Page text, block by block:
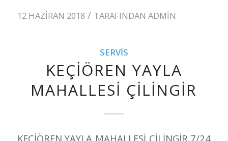
12 HAZIRAN 2018 / TARAFINDAN ADMIN
SERVIS
KEÇİÖREN YAYLA
MAHALLESİ ÇİLİNGİR
KEÇİÖREN YAYLA MAHALLESİ ÇİLİNGİR 7/24